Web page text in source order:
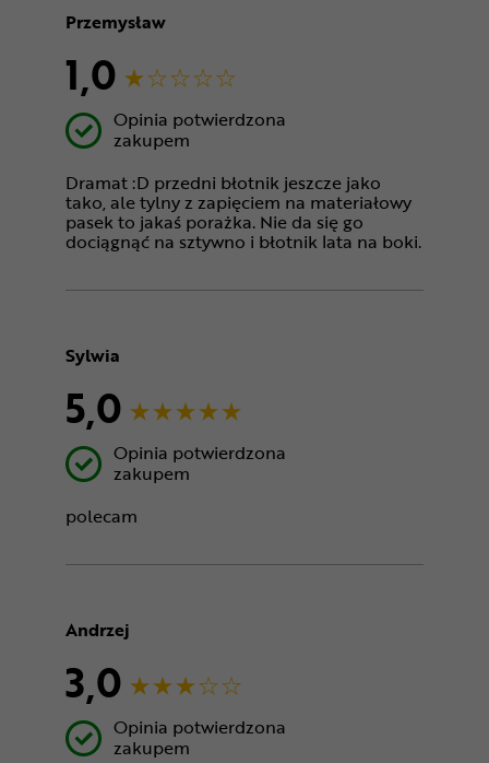
Przemysław
1,0
Opinia potwierdzona
zakupem
Dramat :D przedni błotnik jeszcze jako
tako, ale tylny z zapięciem na materiałowy
pasek to jakaś porażka. Nie da się go
dociągnąć na sztywno i błotnik lata na boki.
Sylwia
5,0
Opinia potwierdzona
zakupem
polecam
Andrzej
3,0
Opinia potwierdzona
zakupem